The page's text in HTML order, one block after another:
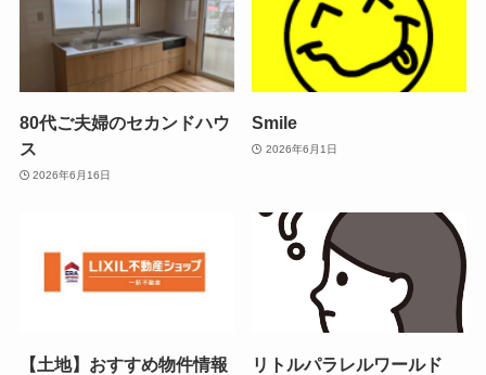
80代ご夫婦のセカンドハウ
ス
2026年6月16日
Smile
2026年6月1日
【土地】おすすめ物件情報 リトルパラレルワールド